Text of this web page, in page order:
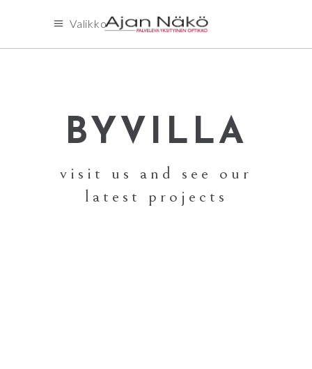
Valikko
BYVILLA
visit us and see our
latest projects